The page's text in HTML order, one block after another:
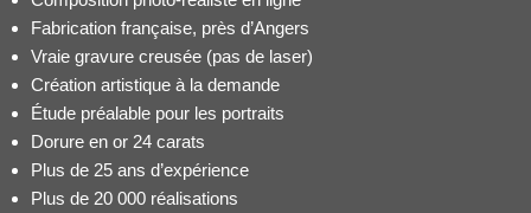
Fabrication française, près d’Angers
Vraie gravure creusée (pas de laser)
Création artistique à la demande
Étude préalable pour les portraits
Dorure en or 24 carats
Plus de 25 ans d’expérience
Plus de 20 000 réalisations